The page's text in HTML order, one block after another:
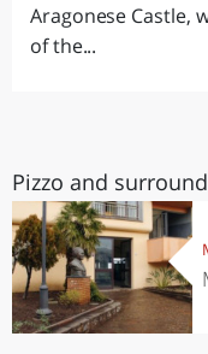
Aragonese Castle,
of the...
Pizzo and